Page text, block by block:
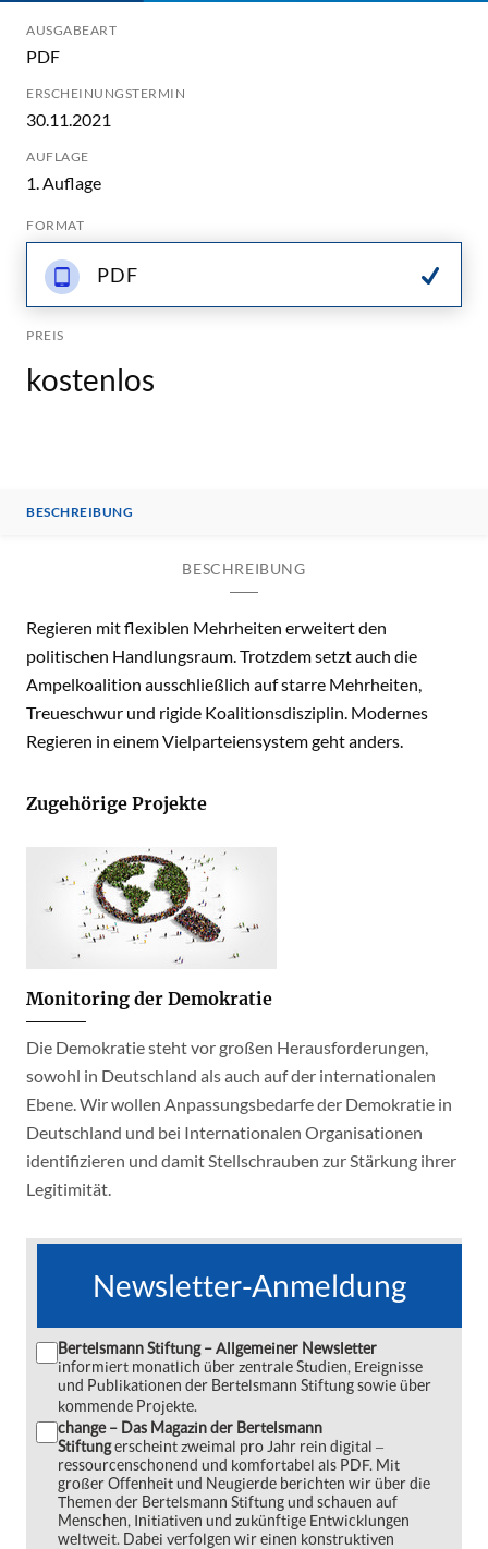
AUSGABEART
PDF
ERSCHEINUNGSTERMIN
30.11.2021
AUFLAGE
1. Auflage
FORMAT
PDF
PREIS
kostenlos
BESCHREIBUNG
BESCHREIBUNG
Regieren mit flexiblen Mehrheiten erweitert den
politischen Handlungsraum. Trotzdem setzt auch die
Ampelkoalition ausschließlich auf starre Mehrheiten,
Treueschwur und rigide Koalitionsdisziplin. Modernes
Regieren in einem Vielparteiensystem geht anders.
Zugehörige Projekte
Monitoring der Demokratie
Die Demokratie steht vor großen Herausforderungen,
sowohl in Deutschland als auch auf der internationalen
Ebene. Wir wollen Anpassungsbedarfe der Demokratie in
Deutschland und bei Internationalen Organisationen
identifizieren und damit Stellschrauben zur Stärkung ihrer
Legitimität.
Newsletter-Anmeldung
Bertelsmann Stiftung – Allgemeiner Newsletter
informiert monatlich über zentrale Studien, Ereignisse
und Publikationen der Bertelsmann Stiftung sowie über
kommende Projekte.
change – Das Magazin der Bertelsmann
Stiftungerscheint zweimal pro Jahr rein digital ‒
ressourcenschonend und komfortabel als PDF. Mit
großer Offenheit und Neugierde berichten wir über die
Themen der Bertelsmann Stiftung und schauen auf
Menschen, Initiativen und zukünftige Entwicklungen
weltweit. Dabei verfolgen wir einen konstruktiven